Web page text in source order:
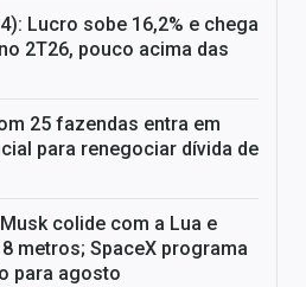
Lucro sobe 16,2% e chega
2T26, pouco acima das
25 fazendas entra em
para renegociar dívida de
colide com a Lua e
metros; SpaceX programa
para agosto